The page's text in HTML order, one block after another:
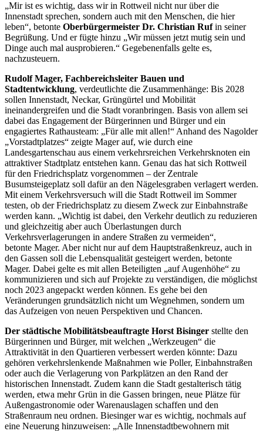
„Mir ist es wichtig, dass wir in Rottweil nicht nur über die
Innenstadt sprechen, sondern auch mit den Menschen, die hier
leben“, betonte Oberbürgermeister Dr. Christian Rufin seiner
Begrüßung. Und er fügte hinzu „Wir müssen jetzt mutig sein und
Dinge auch mal ausprobieren.“ Gegebenenfalls gelte es,
nachzusteuern.
Rudolf Mager, Fachbereichsleiter Bauen und
Stadtentwicklung, verdeutlichte die Zusammenhänge: Bis 2028
sollen Innenstadt, Neckar, Grüngürtel und Mobilität
ineinandergreifen und die Stadt voranbringen. Basis von allem sei
dabei das Engagement der Bürgerinnen und Bürger und ein
engagiertes Rathausteam: „Für alle mit allen!“ Anhand des Nagolder
„Vorstadtplatzes“ zeigte Mager auf, wie durch eine
Landesgartenschau aus einem verkehrsreichen Verkehrsknoten ein
attraktiver Stadtplatz entstehen kann. Genau das hat sich Rottweil
für den Friedrichsplatz vorgenommen – der Zentrale
Busumsteigeplatz soll dafür an den Nägelesgraben verlagert werden.
Mit einem Verkehrsversuch will die Stadt Rottweil im Sommer
testen, ob der Friedrichsplatz zu diesem Zweck zur Einbahnstraße
werden kann. „Wichtig ist dabei, den Verkehr deutlich zu reduzieren
und gleichzeitig aber auch Überlastungen durch
Verkehrsverlagerungen in andere Straßen zu vermeiden“,
betonte Mager. Aber nicht nur auf dem Hauptstraßenkreuz, auch in
den Gassen soll die Lebensqualität gesteigert werden, betonte
Mager. Dabei gelte es mit allen Beteiligten „auf Augenhöhe“ zu
kommunizieren und sich auf Projekte zu verständigen, die möglichst
noch 2023 angepackt werden können. Es gehe bei den
Veränderungen grundsätzlich nicht um Wegnehmen, sondern um
das Aufzeigen von neuen Perspektiven und Chancen.
Der städtische Mobilitätsbeauftragte Horst Bisinger stellte den
Bürgerinnen und Bürger, mit welchen „Werkzeugen“ die
Attraktivität in den Quartieren verbessert werden könnte: Dazu
gehören verkehrslenkende Maßnahmen wie Poller, Einbahnstraßen
oder auch die Verlagerung von Parkplätzen an den Rand der
historischen Innenstadt. Zudem kann die Stadt gestalterisch tätig
werden, etwa mehr Grün in die Gassen bringen, neue Plätze für
Außengastronomie oder Warenauslagen schaffen und den
Straßenraum neu ordnen. Biesinger war es wichtig, nochmals auf
eine Neuerung hinzuweisen: „Alle Innenstadtbewohnern mit